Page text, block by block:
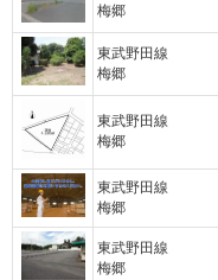
梅郷
東武野田線
梅郷
東武野田線
梅郷
東武野田線
梅郷
東武野田線
梅郷